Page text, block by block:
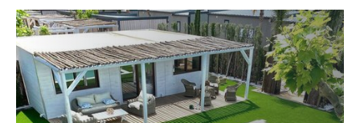
Découvrir
nos
locations